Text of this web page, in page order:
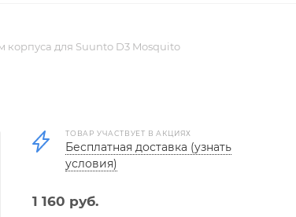
корпуса для Suunto D3 Mosquito
ТОВАР УЧАСТВУЕТ В АКЦИЯХ
Бесплатная доставка (узнать
условия)
1 160 руб.